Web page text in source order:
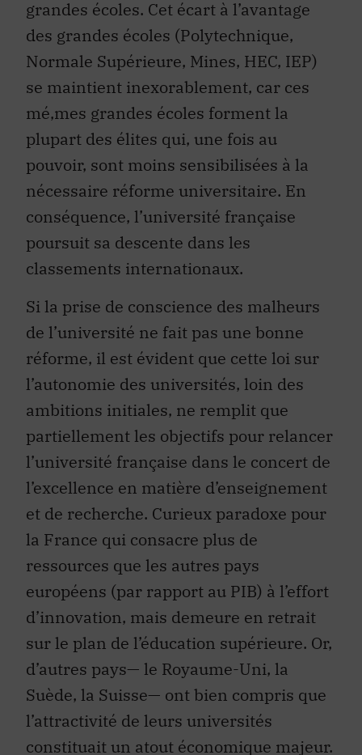
des grandes écoles (Polytechnique,
Normale Supérieure, Mines, HEC, IEP)
se maintient inexorablement, car ces
mé‚mes grandes écoles forment la
plupart des élites qui, une fois au
pouvoir, sont moins sensibilisées à la
nécessaire réforme universitaire. En
conséquence, l’université française
poursuit sa descente dans les
classements internationaux.
de l’université ne fait pas une bonne
réforme, il est évident que cette loi sur
l’autonomie des universités, loin des
ambitions initiales, ne remplit que
partiellement les objectifs pour relancer
l’université française dans le concert de
l’excellence en matière d’enseignement
et de recherche. Curieux paradoxe pour
la France qui consacre plus de
ressources que les autres pays
européens (par rapport au PIB) à l’effort
d’innovation, mais demeure en retrait
sur le plan de l’éducation supérieure. Or,
d’autres pays— le Royaume-Uni, la
Suède, la Suisse— ont bien compris que
l’attractivité de leurs universités
constituait un atout économique majeur.
Certes, la politique de l’université ne